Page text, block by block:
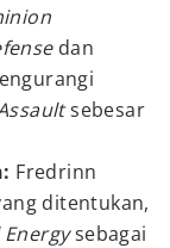
dan
sebesar
Fredrinn
ditentukan,
sebagai